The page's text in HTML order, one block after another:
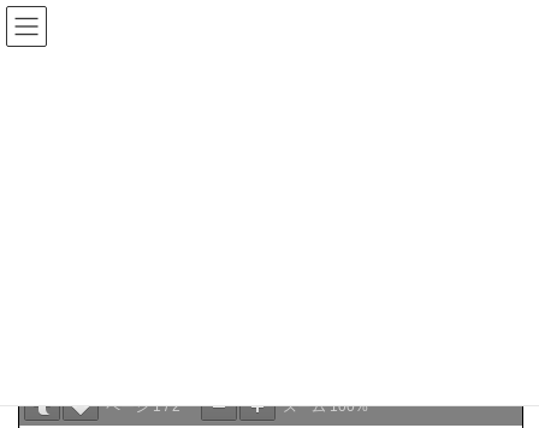
コ
ン
ナ
ビ
ページ1/2 ズーム100%